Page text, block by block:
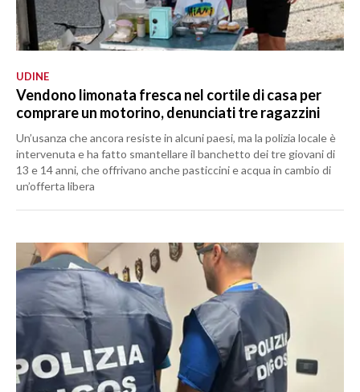
UDINE
Vendono limonata fresca nel cortile di casa per
comprare un motorino, denunciati tre ragazzini
Un’usanza che ancora resiste in alcuni paesi, ma la polizia locale è
intervenuta e ha fatto smantellare il banchetto dei tre giovani di
13 e 14 anni, che offrivano anche pasticcini e acqua in cambio di
un’offerta libera